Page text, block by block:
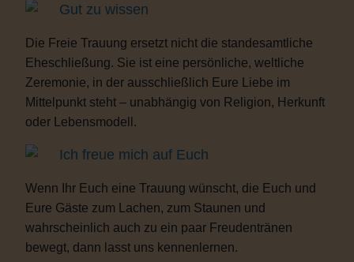
Gut zu wissen
Die Freie Trauung ersetzt nicht die standesamtliche
Eheschließung. Sie ist eine persönliche, weltliche
Zeremonie, in der ausschließlich Eure Liebe im
Mittelpunkt steht – unabhängig von Religion, Herkunft
oder Lebensmodell.
Ich freue mich auf Euch
Wenn Ihr Euch eine Trauung wünscht, die Euch und
Eure Gäste zum Lachen, zum Staunen und
wahrscheinlich auch zu ein paar Freudentränen
bewegt, dann lasst uns kennenlernen.